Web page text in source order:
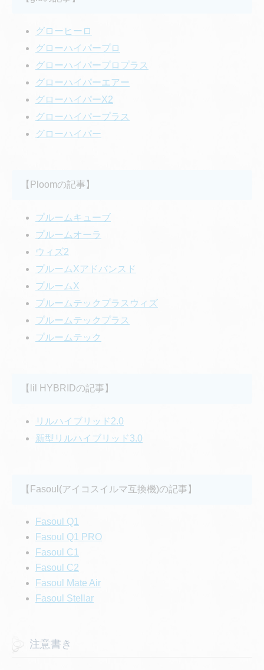
グローヒーロ
グローハイパープロ
グローハイパープロプラス
グローハイパーエアー
グローハイパーX2
グローハイパープラス
グローハイパー
【Ploomの記事】
プルームキューブ
プルームオーラ
ウィズ2
プルームXアドバンスド
プルームX
プルームテックプラスウィズ
プルームテックプラス
プルームテック
【lil HYBRIDの記事】
リルハイブリッド2.0
新型リルハイブリッド3.0
【Fasoul(アイコスイルマ互換機)の記事】
Fasoul Q1
Fasoul Q1 PRO
Fasoul C1
Fasoul C2
Fasoul Mate Air
Fasoul Stellar
注意書き